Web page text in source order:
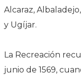
Alcaraz,
y Ugíjar.
La Recreación
junio de 1569,